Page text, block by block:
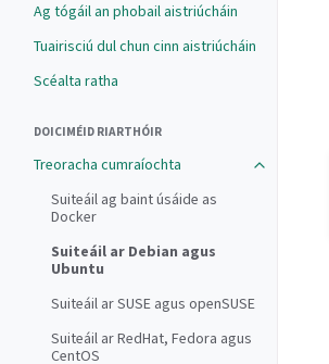
Ag tógáil an phobail aistriúcháin
Tuairisciú dul chun cinn aistriúcháin
Scéalta ratha
DOICIMÉID RIARTHÓIR
Treoracha cumraíochta
Suiteáil ag baint úsáide as
Docker
Suiteáil ar Debian agus
Ubuntu
Suiteáil ar SUSE agus openSUSE
Suiteáil ar RedHat, Fedora agus
CentOS